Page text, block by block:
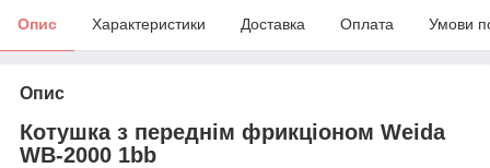
Опис Характеристики Доставка Оплата Умови
Опис
Котушка з переднім фрикціоном Weida
WB-2000 1bb